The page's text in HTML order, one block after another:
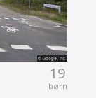
19
børn